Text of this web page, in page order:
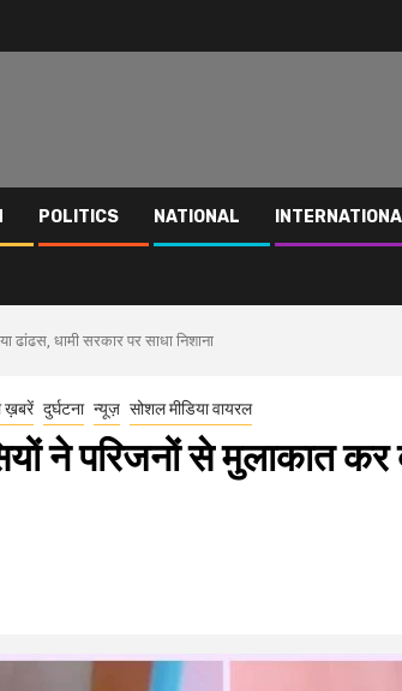
POLITICS NATIONAL
धामी सरकार पर साधा निशाना
ख़बरें दुर्घटना न्यूज़ सोशल मीडिया वायरल
ने परिजनों से मुलाकात कर